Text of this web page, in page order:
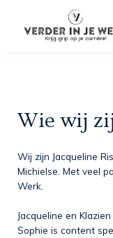
Wie wij
Wij zijn Jacqueline
Michielse. Met veel
Werk.
Jacqueline en
Sophie is content